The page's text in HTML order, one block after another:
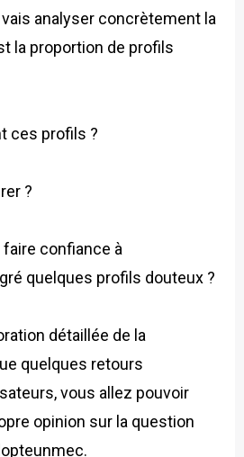
analyser concrètement la
la proportion de profils
ces profils ?
?
confiance à
quelques profils douteux ?
détaillée de la
quelques retours
vous allez pouvoir
opinion sur la question